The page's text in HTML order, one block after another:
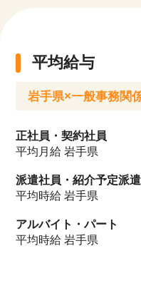
平均給与
岩手県×一般事務関
正社員・契約社員
平均月給 岩手県
派遣社員・紹介予定派遣
平均時給 岩手県
アルバイト・パート
平均時給 岩手県